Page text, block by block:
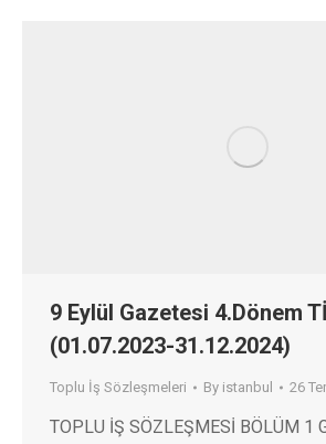
9 Eylül Gazetesi 4.Dönem
(01.07.2023-31.12.2024)
Toplu İş Sözleşmeleri By istanbul 26
TOPLU İŞ SÖZLEŞMESİ BÖLÜM 1